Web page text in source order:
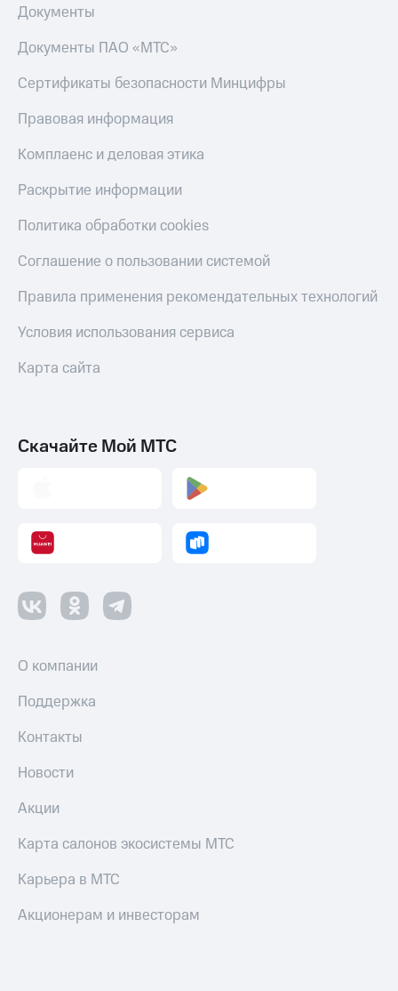
Документы
Документы ПАО «МТС»
Сертификаты безопасности Минцифры
Правовая информация
Комплаенс и деловая этика
Раскрытие информации
Политика обработки cookies
Соглашение о пользовании системой
Правила применения рекомендательных технологий
Условия использования сервиса
Карта сайта
Скачайте Мой МТС
О компании
Поддержка
Контакты
Новости
Акции
Карта салонов экосистемы МТС
Карьера в МТС
Акционерам и инвесторам